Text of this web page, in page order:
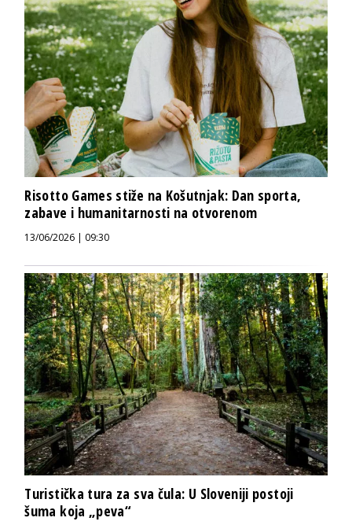
Risotto Games stiže na Košutnjak: Dan sporta,
zabave i humanitarnosti na otvorenom
13/06/2026 | 09:30
Turistička tura za sva čula: U Sloveniji postoji
šuma koja „peva“